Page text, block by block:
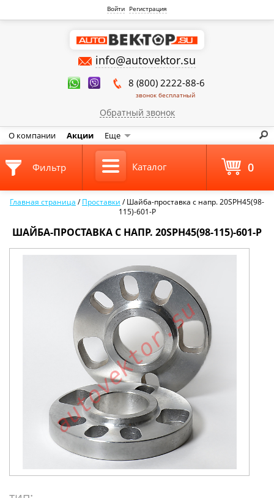
Войти Регистрация
info@autovektor.su
8 (800) 2222-88-6
звонок бесплатный
Обратный звонок
О компании Акции Еще
Главная страница /Проставки /Шайба-проставка с напр. 20SPH45(98-
115)-601-P
ШАЙБА-ПРОСТАВКА С НАПР. 20SPH45(98-115)-601-P
Фильтр Каталог 0